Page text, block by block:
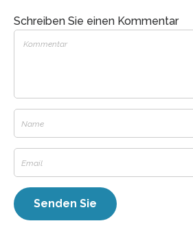
Schreiben Sie einen Kommentar